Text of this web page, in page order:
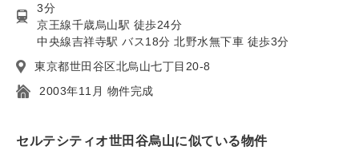
3分
京王線千歳烏山駅 徒歩24分
中央線吉祥寺駅 バス18分 北野水無下車 徒歩3分
東京都世田谷区北烏山七丁目20-8
2003年11月 物件完成
セルテシティオ世田谷烏山に似ている物件